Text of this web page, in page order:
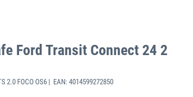
Ford Transit Connect 24 2
2.0 FOCO OS6 | EAN: 4014599272850